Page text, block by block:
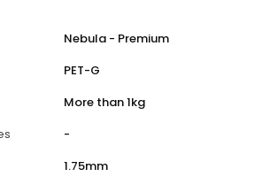
Nebula - Premium
PET-G
More than 1kg
-
1.75mm